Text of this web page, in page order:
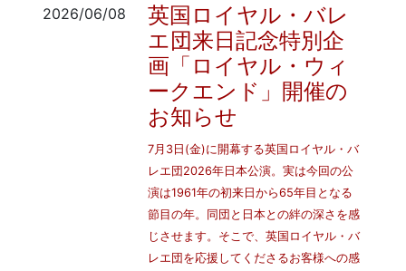
2026/06/08
英国ロイヤル・バレ
エ団来日記念特別企
画「ロイヤル・ウィ
ークエンド」開催の
お知らせ
7月3日(金)に開幕する英国ロイヤル・バ
レエ団2026年日本公演。実は今回の公
演は1961年の初来日から65年目となる
節目の年。同団と日本との絆の深さを感
じさせます。そこで、英国ロイヤル・バ
レエ団を応援してくださるお客様への感